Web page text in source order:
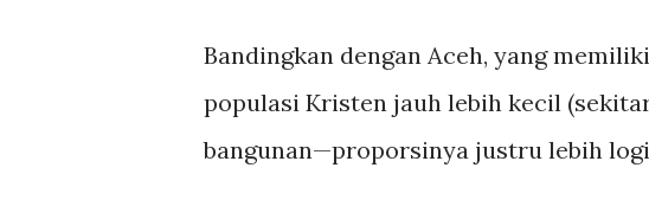
Bandingkan dengan Aceh, yang
populasi Kristen jauh lebih kecil
bangunan—proporsinya justru lebih